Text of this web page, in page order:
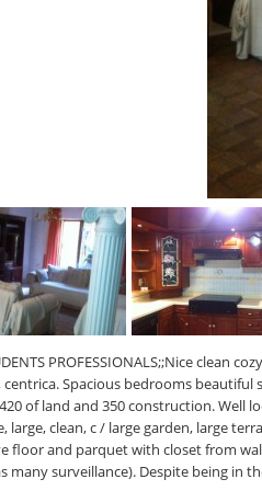
PROFESSIONALS;;Nice clean
centrica. Spacious bedrooms beautiful
of land and 350 construction. Well
large, clean, c / large garden, large
floor and parquet with closet from
many surveillance). Despite being in